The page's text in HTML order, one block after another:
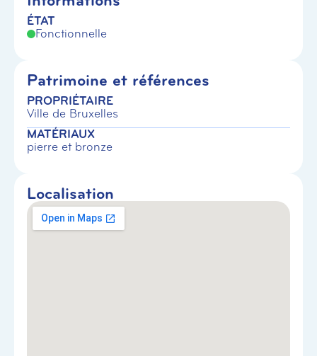
ÉTAT
Fonctionnelle
Patrimoine et références
PROPRIÉTAIRE
Ville de Bruxelles
MATÉRIAUX
pierre et bronze
Localisation